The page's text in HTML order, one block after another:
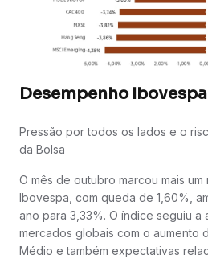
Desempenho Ibovespa
Pressão por todos os lados e o
da Bolsa
O mês de outubro marcou mais
Ibovespa, com queda de 1,60%,
ano para 3,33%. O índice seguiu a
mercados globais com o aumento
Médio e também expectativas